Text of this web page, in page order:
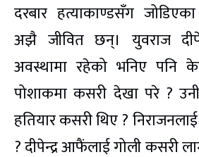
दरबार हत्याकाण्डसँग
अझै जीवित छन्। युवराज
अवस्थामा रहेको भनिए पनि
पोशाकमा कसरी देखा परे ?
हतियार कसरी थिए ?
? दीपेन्द्र आफैंलाई गोली कसरी